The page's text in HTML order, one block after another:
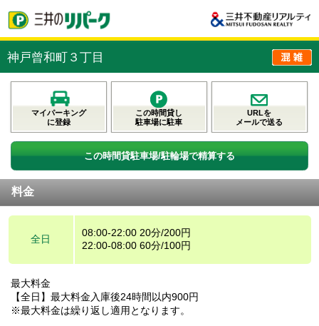
神戸曾和町３丁目
マイパーキング
に登録
この時間貸し
駐車場に駐車
URLを
メールで送る
この時間貸駐車場/駐輪場で精算する
料金
全日
08:00-22:00 20分/200円
22:00-08:00 60分/100円
最大料金
【全日】最大料金入庫後24時間以内900円
※最大料金は繰り返し適用となります。